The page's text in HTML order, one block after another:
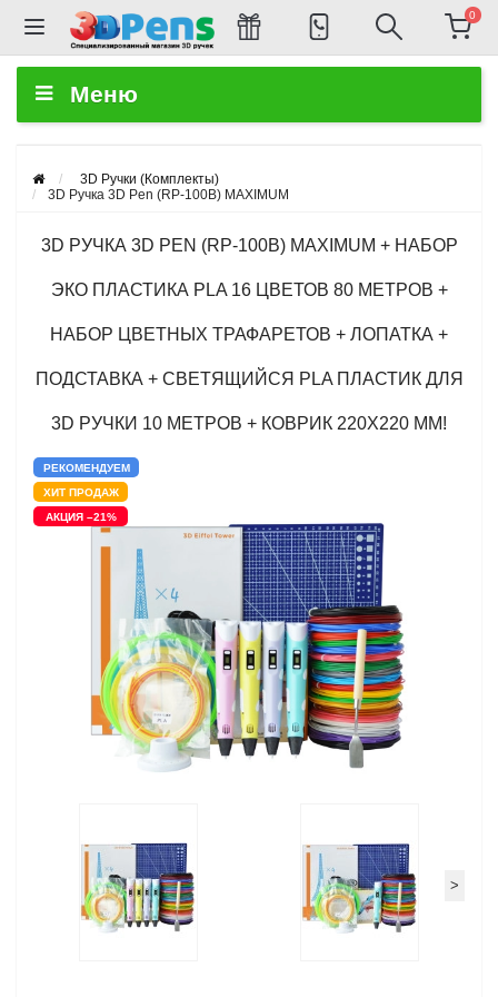
0
Меню
3D Ручки (Комплекты)
3D Ручка 3D Pen (RP-100B) MAXIMUM
3D РУЧКА 3D PEN (RP-100B) MAXIMUM + НАБОР
ЭКО ПЛАСТИКА PLA 16 ЦВЕТОВ 80 МЕТРОВ +
НАБОР ЦВЕТНЫХ ТРАФАРЕТОВ + ЛОПАТКА +
ПОДСТАВКА + СВЕТЯЩИЙСЯ PLA ПЛАСТИК ДЛЯ
3D РУЧКИ 10 МЕТРОВ + КОВРИК 220X220 ММ!
РЕКОМЕНДУЕМ
ХИТ ПРОДАЖ
АКЦИЯ –21%
>